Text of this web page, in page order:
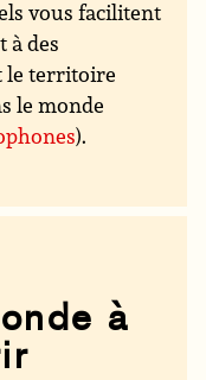
vous facilitent
à des
le territoire
le monde
).
à